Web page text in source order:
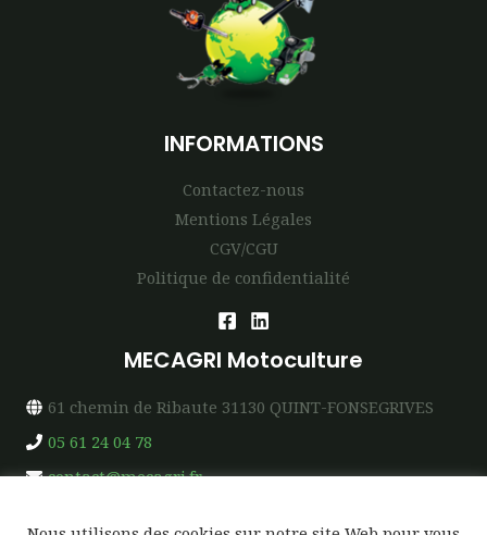
INFORMATIONS
Contactez-nous
Mentions Légales
CGV/CGU
Politique de confidentialité
MECAGRI Motoculture
61 chemin de Ribaute 31130 QUINT-FONSEGRIVES
05 61 24 04 78
contact@mecagri.fr